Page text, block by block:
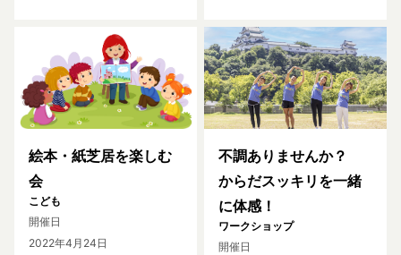
絵本・紙芝居を楽しむ
会
こども
開催日
2022年4月24日
不調ありませんか？
からだスッキリを一緒
に体感！
ワークショップ
開催日